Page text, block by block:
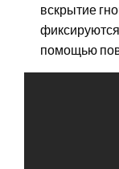
вскрытие
помощью